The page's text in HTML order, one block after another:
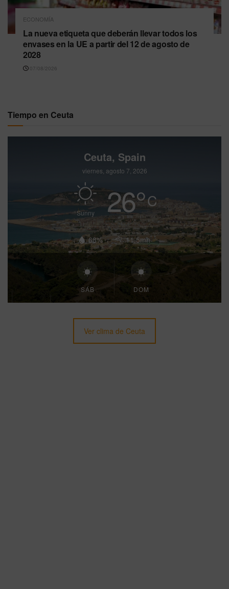
ECONOMÍA
La nueva etiqueta que deberán llevar todos los
envases en la UE a partir del 12 de agosto de
2028
07/08/2026
Tiempo en Ceuta
Ceuta, Spain
viernes, agosto 7, 2026
Sunny 26°C
68% 11.5mh
SÁB DOM
Ver clima de Ceuta